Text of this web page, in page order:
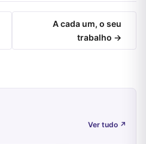
A cada um, o seu
trabalho →
Ver tudo ↗